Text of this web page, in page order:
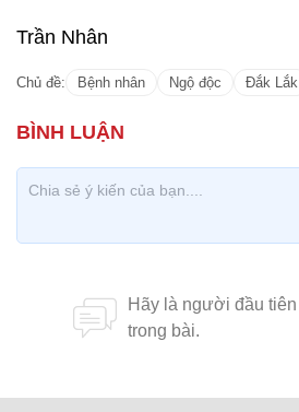
Trần Nhân
Chủ đề: Bệnh nhân Ngộ độc Đắk Lắk